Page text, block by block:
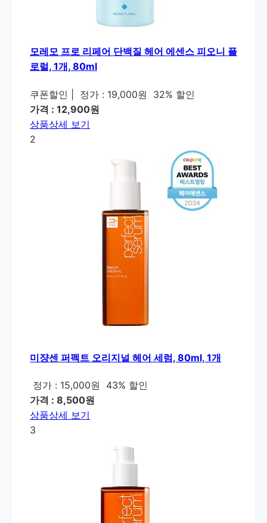
모레모 프로 리페어 단백질 헤어 에센스 피오니 플
로럴, 1개, 80ml
쿠폰할인 정가 : 19,000원
32% 할인
가격 : 12,900원
상품상세 보기
2
미쟝센 퍼펙트 오리지널 헤어 세럼, 80ml, 1개
정가 : 15,000원
43% 할인
가격 : 8,500원
상품상세 보기
3